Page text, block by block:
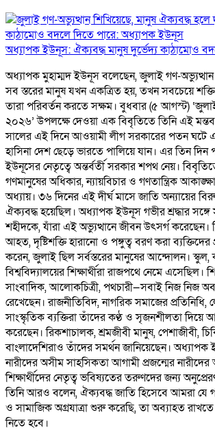
অধ্যাপক ইউনূস: ঐক্যবদ্ধ মানুষ দুর্ভেদ্য কাঠামোও
অধ্যাপক মুহাম্মদ ইউনূস বলেছেন, জুলাই গণ-অভ্যুত্থান
সব স্তরের মানুষ যখন একত্রিত হয়, তখন সবচেয়ে
তারা পরিবর্তন করতে সক্ষম। বুধবার (৫ আগস্ট)
২০২৬’ উপলক্ষে দেওয়া এক বিবৃতিতে তিনি এই
সালের এই দিনে আওয়ামী লীগ সরকারের পতন ঘটে
হাসিনা দেশ ছেড়ে ভারতে পালিয়ে যান। এর তিন
ইউনূসের নেতৃত্বে অন্তর্বর্তী সরকার শপথ নেয়।
গণমানুষের অধিকার, ন্যায়বিচার ও গণতান্ত্রিক
অধ্যায়। ৩৬ দিনের এই দীর্ঘ মাসে জাতি অন্যায়ের
ঐক্যবদ্ধ হয়েছিল। অধ্যাপক ইউনূস গভীর শ্রদ্ধার
শহীদকে, যাঁরা এই অভ্যুত্থানে জীবন উৎসর্গ করেছেন।
আহত, দৃষ্টিশক্তি হারানো ও পঙ্গুত্ব বরণ করা ব্যক্তিদের
করেন, জুলাই ছিল সর্বস্তরের মানুষের আন্দোলন। স্কুল,
বিশ্ববিদ্যালয়ের শিক্ষার্থীরা রাজপথে নেমে এসেছিল।
সাংবাদিক, আলোকচিত্রী, পথচারী—সবাই নিজ নিজ
রেখেছেন। রাজনীতিবিদ, নাগরিক সমাজের প্রতিনিধি,
সাংস্কৃতিক ব্যক্তিরা তাঁদের কণ্ঠ ও সৃজনশীলতা দিয়ে
করেছেন। রিকশাচালক, শ্রমজীবী মানুষ, পেশাজীবী,
বাংলাদেশিরাও তাঁদের সমর্থন জানিয়েছেন।
নারীদের অসীম সাহসিকতা আগামী প্রজন্মের নারীদের
শিক্ষার্থীদের নেতৃত্ব ভবিষ্যতের তরুণদের জন্য
তিনি আরও বলেন, ঐক্যবদ্ধ জাতি হিসেবে আমরা যে
ও সামাজিক অগ্রযাত্রা শুরু করেছি, তা অব্যাহত
নিতে হবে।